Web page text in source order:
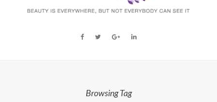
Browsing Tag